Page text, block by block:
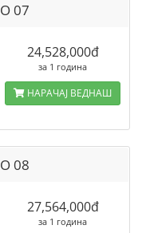
07
24,528,000đ
за 1 година
НАРАЧАЈ ВЕДНАШ
08
27,564,000đ
за 1 година